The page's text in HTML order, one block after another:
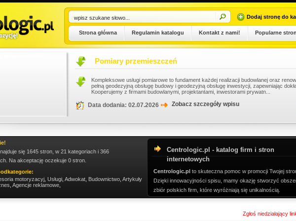
Dodaj stronę do
Strona główna Regulamin katalogu Kontakt z nami! Popularne
Pomiary przemieszczeń
Kompleksowe usługi pomiarowe to fundament każdej realizacji budowlanej oraz
pełną geodezyjną obsługę budowy i geodezyjną obsługę inwestycji, zapewniając
Kooperujemy z firmami budowlanymi, projektantami, inwestorami prywatn...
Data dodania: 02.07.2026 Zobacz szczegóły wpisu
Centrologic.pl - katalog firm i stron
internetowych
Centrologic.pl to skuteczna pomoc w promocji Twojej
Dzięki innowacyjności spisu, mamy okazję stworzyć
zbiór polskich firm, które wyróżniają się unikalnością.
się 1645 stron, w 21 kategoriach i 366
Na akceptację oczekuje 0 stron.
motoryzacyj Usługi Adwokat Budownictwo Artykuły
Agencje reklamowe
Zgłoś niedziałający